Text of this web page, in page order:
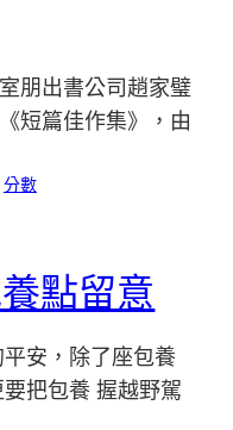
朋出書公司趙家璧
短篇佳作集》，由
分數
點留意
安，除了座包養
把包養 握越野駕